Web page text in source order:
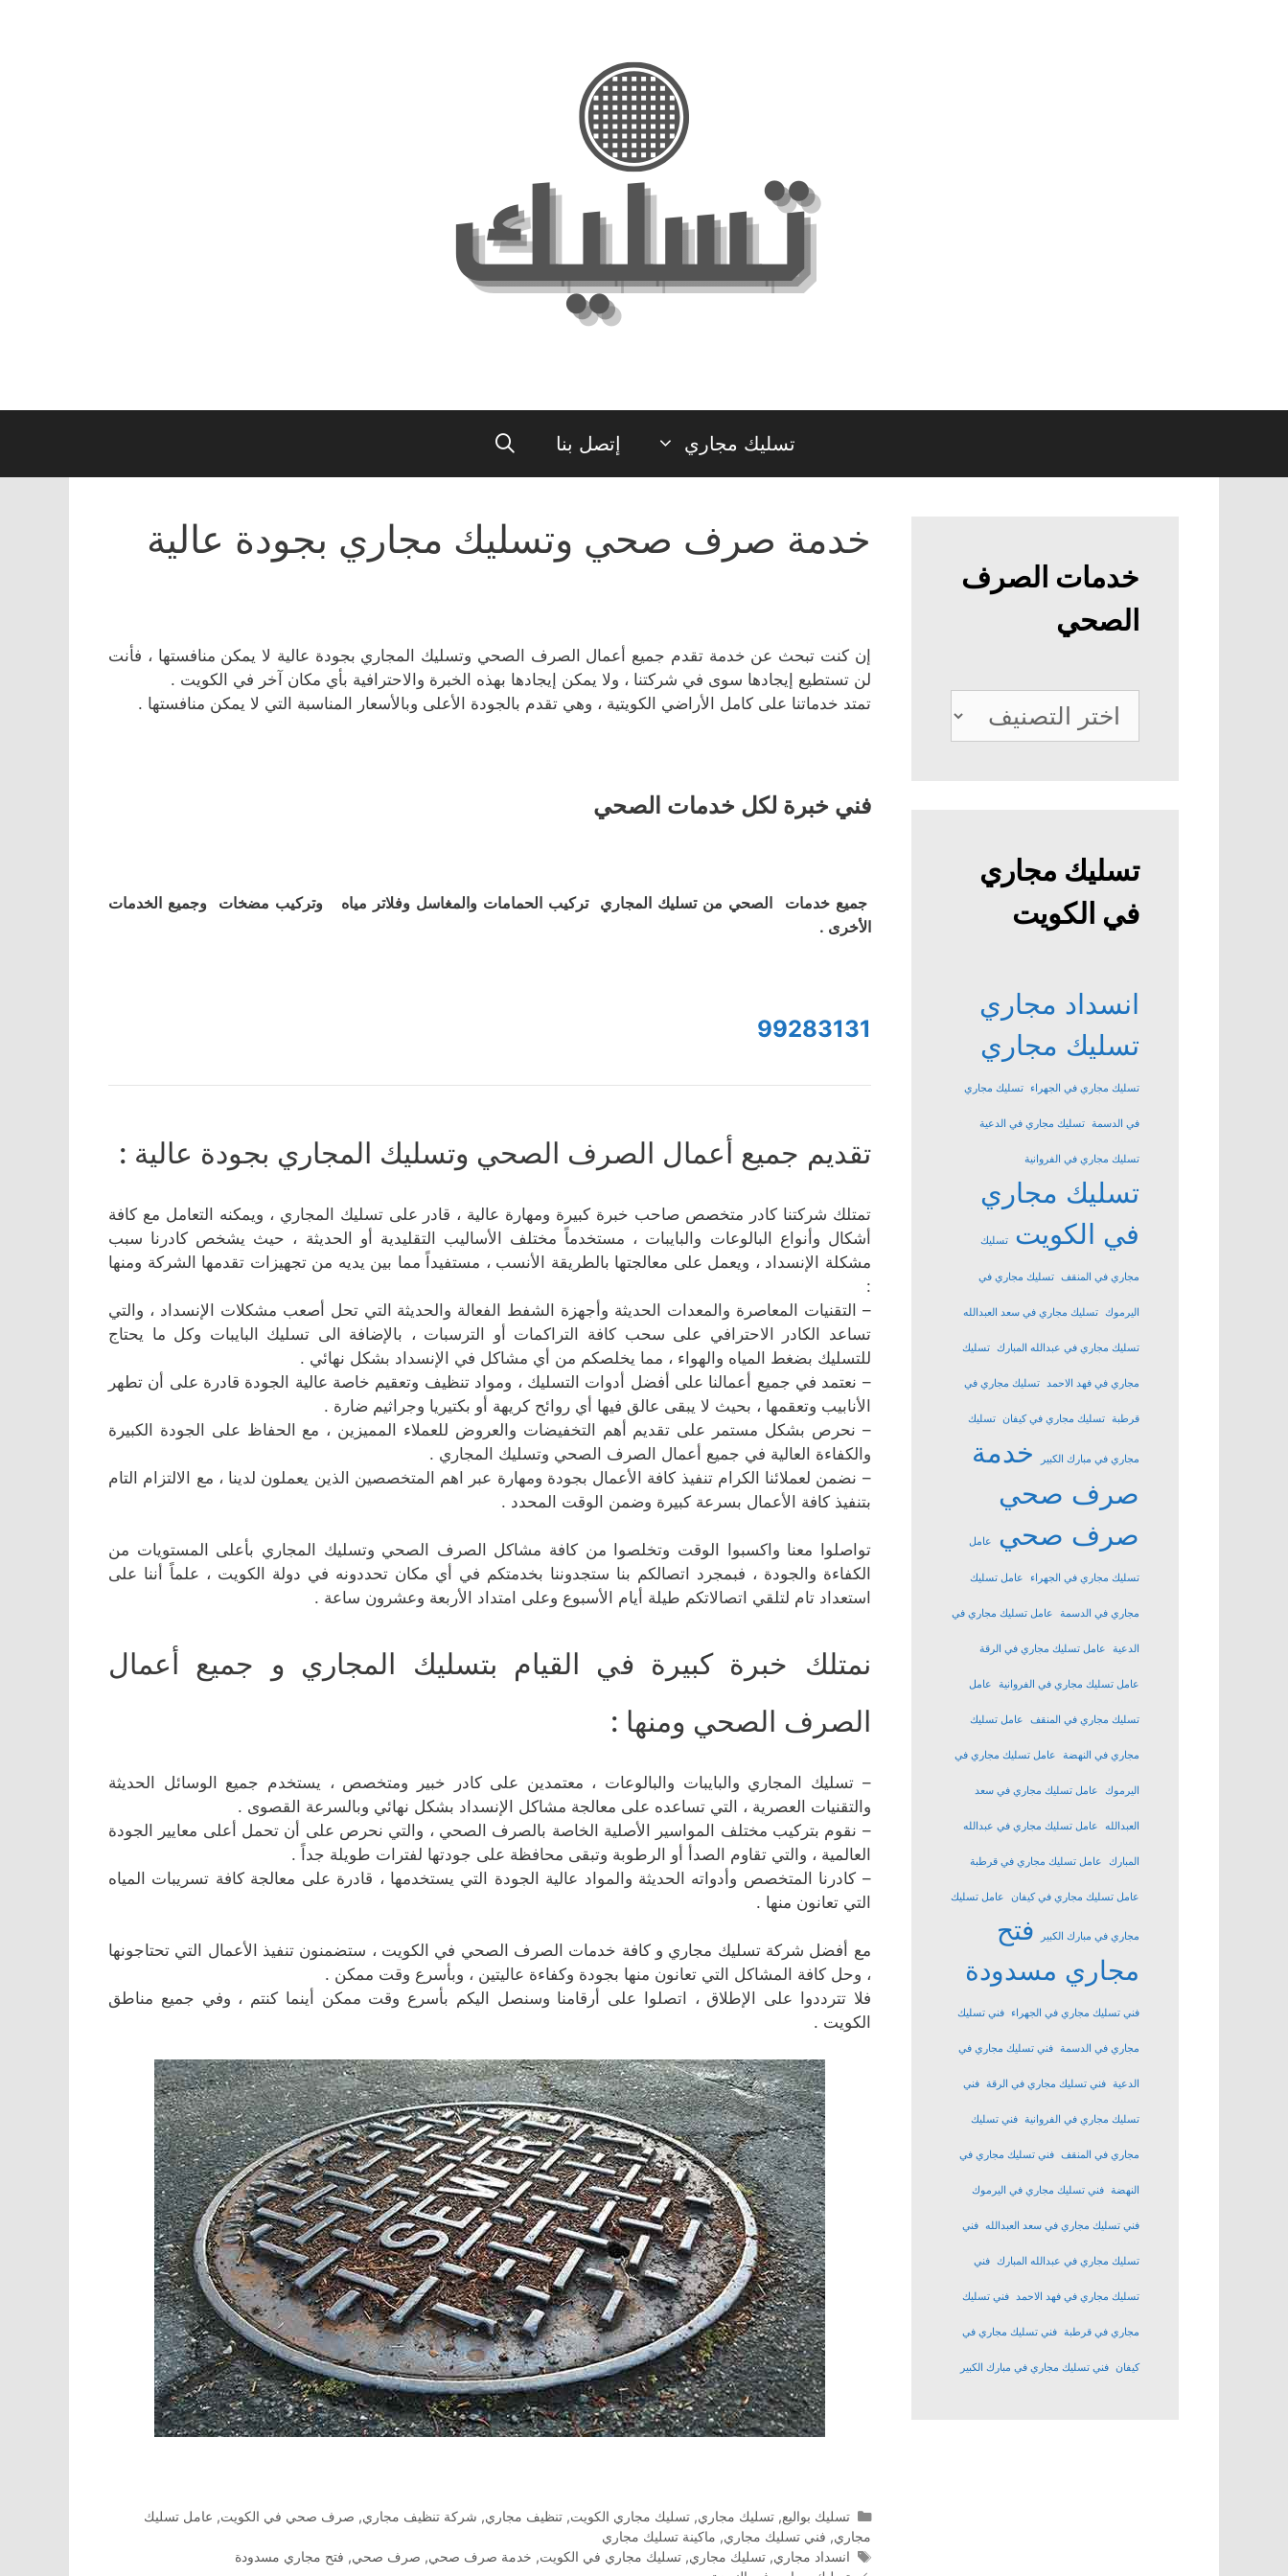
تسليك مجاري إتصل بنا
خدمة صرف صحي وتسليك مجاري بجودة عالية
إن كنت تبحث عن خدمة تقدم جميع أعمال الصرف الصحي وتسليك المجاري بجودة عالية لا يمكن منافستها ، فأنت
لن تستطيع إيجادها سوى في شركتنا ، ولا يمكن إيجادها بهذه الخبرة والاحترافية بأي مكان آخر في الكويت .
تمتد خدماتنا على كامل الأراضي الكويتية ، وهي تقدم بالجودة الأعلى وبالأسعار المناسبة التي لا يمكن منافستها .
فني خبرة لكل خدمات الصحي
جميع خدمات الصحي من تسليك المجاري تركيب الحمامات والمغاسل وفلاتر مياه وتركيب مضخات وجميع الخدمات
الأخرى .
99283131
تقديم جميع أعمال الصرف الصحي وتسليك المجاري بجودة عالية :
تمتلك شركتنا كادر متخصص صاحب خبرة كبيرة ومهارة عالية ، قادر على تسليك المجاري ، ويمكنه التعامل مع كافة
أشكال وأنواع البالوعات والبايبات ، مستخدماً مختلف الأساليب التقليدية أو الحديثة ، حيث يشخص كادرنا سبب
مشكلة الإنسداد ، ويعمل على معالجتها بالطريقة الأنسب ، مستفيداً مما بين يديه من تجهيزات تقدمها الشركة ومنها
:
– التقنيات المعاصرة والمعدات الحديثة وأجهزة الشفط الفعالة والحديثة التي تحل أصعب مشكلات الإنسداد ، والتي
تساعد الكادر الاحترافي على سحب كافة التراكمات أو الترسبات ، بالإضافة الى تسليك البايبات وكل ما يحتاج
للتسليك بضغط المياه والهواء ، مما يخلصكم من أي مشاكل في الإنسداد بشكل نهائي .
– نعتمد في جميع أعمالنا على أفضل أدوات التسليك ، ومواد تنظيف وتعقيم خاصة عالية الجودة قادرة على أن تطهر
الأنابيب وتعقمها ، بحيث لا يبقى عالق فيها أي روائح كريهة أو بكتيريا وجراثيم ضارة .
– نحرص بشكل مستمر على تقديم أهم التخفيضات والعروض للعملاء المميزين ، مع الحفاظ على الجودة الكبيرة
والكفاءة العالية في جميع أعمال الصرف الصحي وتسليك المجاري .
– نضمن لعملائنا الكرام تنفيذ كافة الأعمال بجودة ومهارة عبر اهم المتخصصين الذين يعملون لدينا ، مع الالتزام التام
بتنفيذ كافة الأعمال بسرعة كبيرة وضمن الوقت المحدد .
تواصلوا معنا واكسبوا الوقت وتخلصوا من كافة مشاكل الصرف الصحي وتسليك المجاري بأعلى المستويات من
الكفاءة والجودة ، فبمجرد اتصالكم بنا ستجدوننا بخدمتكم في أي مكان تحددونه في دولة الكويت ، علماً أننا على
استعداد تام لتلقي اتصالاتكم طيلة أيام الأسبوع وعلى امتداد الأربعة وعشرون ساعة .
نمتلك خبرة كبيرة في القيام بتسليك المجاري و جميع أعمال
الصرف الصحي ومنها :
– تسليك المجاري والبايبات والبالوعات ، معتمدين على كادر خبير ومتخصص ، يستخدم جميع الوسائل الحديثة
والتقنيات العصرية ، التي تساعده على معالجة مشاكل الإنسداد بشكل نهائي وبالسرعة القصوى .
– نقوم بتركيب مختلف المواسير الأصلية الخاصة بالصرف الصحي ، والتي نحرص على أن تحمل أعلى معايير الجودة
العالمية ، والتي تقاوم الصدأ أو الرطوبة وتبقى محافظة على جودتها لفترات طويلة جداً .
– كادرنا المتخصص وأدواته الحديثة والمواد عالية الجودة التي يستخدمها ، قادرة على معالجة كافة تسريبات المياه
التي تعانون منها .
مع أفضل شركة تسليك مجاري و كافة خدمات الصرف الصحي في الكويت ، ستضمنون تنفيذ الأعمال التي تحتاجونها
، وحل كافة المشاكل التي تعانون منها بجودة وكفاءة عاليتين ، وبأسرع وقت ممكن .
فلا تترددوا على الإطلاق ، اتصلوا على أرقامنا وسنصل اليكم بأسرع وقت ممكن أينما كنتم ، وفي جميع مناطق
الكويت .
التصنيفات
تسليك بواليع, تسليك مجاري, تسليك مجاري الكويت, تنظيف مجاري, شركة تنظيف مجاري, صرف صحي في الكويت, عامل تسليك
مجاري, فني تسليك مجاري, ماكينة تسليك مجاري
الوسوم
انسداد مجاري, تسليك مجاري, تسليك مجاري في الكويت, خدمة صرف صحي, صرف صحي, فتح مجاري مسدودة
خدمات الصرف
الصحي
خدمات
الصرف
تسليك مجاري
في الكويت
انسداد مجاري
تسليك مجاري
تسليك مجاري في الجهراء تسليك مجاري
في الدسمة تسليك مجاري في الدعية
تسليك مجاري في الفروانية
تسليك مجاري
في الكويت
تسليك
مجاري في المنقف تسليك مجاري في
اليرموك تسليك مجاري في سعد العبدالله
تسليك مجاري في عبدالله المبارك تسليك
مجاري في فهد الاحمد تسليك مجاري في
قرطبة تسليك مجاري في كيفان تسليك
مجاري في مبارك الكبير
خدمة
صرف صحي
صرف صحي
عامل
تسليك مجاري في الجهراء عامل تسليك
مجاري في الدسمة عامل تسليك مجاري في
الدعية عامل تسليك مجاري في الرقة
عامل تسليك مجاري في الفروانية عامل
تسليك مجاري في المنقف عامل تسليك
مجاري في النهضة عامل تسليك مجاري في
اليرموك عامل تسليك مجاري في سعد
العبدالله عامل تسليك مجاري في عبدالله
المبارك عامل تسليك مجاري في قرطبة
عامل تسليك مجاري في كيفان عامل تسليك
مجاري في مبارك الكبير
فتح
مجاري مسدودة
فني تسليك مجاري في الجهراء فني تسليك
مجاري في الدسمة فني تسليك مجاري في
الدعية فني تسليك مجاري في الرقة فني
تسليك مجاري في الفروانية فني تسليك
مجاري في المنقف فني تسليك مجاري في
النهضة فني تسليك مجاري في اليرموك
فني تسليك مجاري في سعد العبدالله فني
تسليك مجاري في عبدالله المبارك فني
تسليك مجاري في فهد الاحمد فني تسليك
مجاري في قرطبة فني تسليك مجاري في
كيفان فني تسليك مجاري في مبارك الكبير